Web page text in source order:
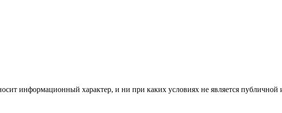
информационный характер, и ни при каких условиях не является